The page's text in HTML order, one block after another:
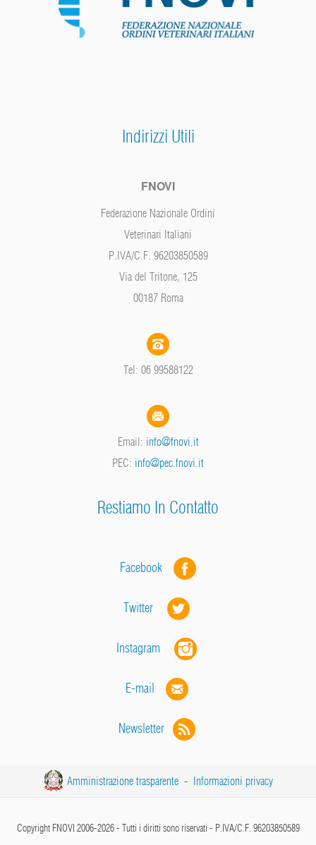
Indirizzi Utili
FNOVI
Federazione Nazionale Ordini
Veterinari Italiani
P.IVA/C.F. 96203850589
Via del Tritone, 125
00187 Roma
Tel: 06 99588122
Email: info@fnovi.it
PEC: info@pec.fnovi.it
Restiamo In Contatto
Facebook
Twitter
Instagram
E-mail
Newsletter
Amministrazione trasparente - Informazioni privacy
Copyright FNOVI 2006-2026 - Tutti i diritti sono riservati - P.IVA/C.F. 96203850589